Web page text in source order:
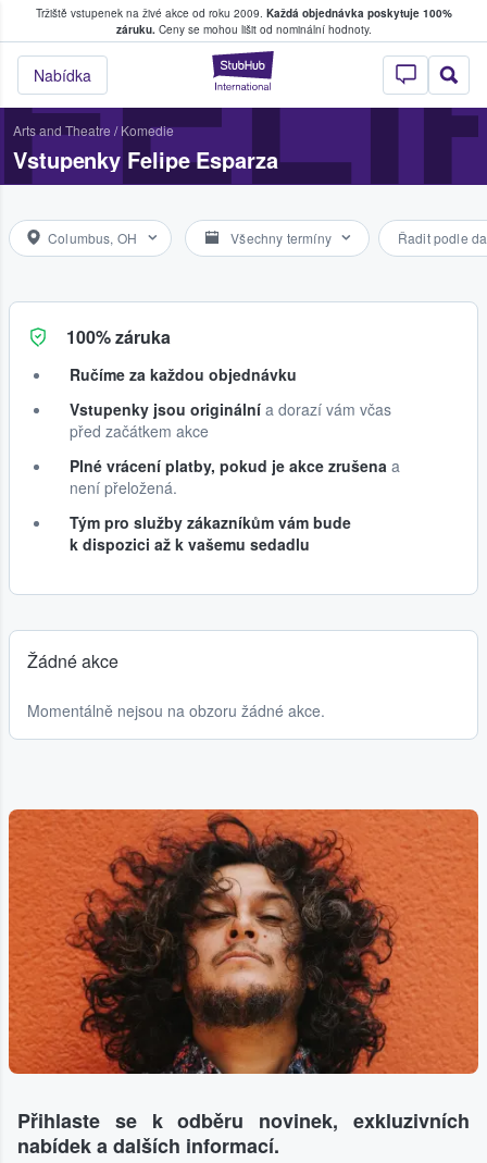
Tržiště vstupenek na živé akce od roku 2009. Každá objednávka poskytuje 100%
záruku.Ceny se mohou lišit od nominální hodnoty.
StubHub –
Nabídka
kde fanoušci kupují a prodávají vstupenky
Arts and Theatre / Komedie
Vstupenky Felipe Esparza
Columbus, OH Všechny termíny Řadit podle
100% záruka
Ručíme za každou objednávku
Vstupenky jsou originální a dorazí vám včas
před začátkem akce
Plné vrácení platby, pokud je akce zrušena a
není přeložená.
Tým pro služby zákazníkům vám bude
k dispozici až k vašemu sedadlu
Žádné akce
Momentálně nejsou na obzoru žádné akce.
Přihlaste se k odběru novinek, exkluzivních
nabídek a dalších informací.